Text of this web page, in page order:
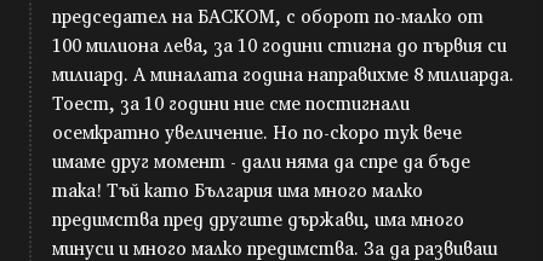
председател на БАСКОМ, с оборот по-малко от
100 милиона лева, за 10 години стигна до първия си
милиард. А миналата година направихме 8 милиарда.
Тоест, за 10 години ние сме постигнали
осемкратно увеличение. Но по-скоро тук вече
имаме друг момент - дали няма да спре да бъде
така! Тъй като България има много малко
предимства пред другите държави, има много
минуси и много малко предимства. За да развиваш